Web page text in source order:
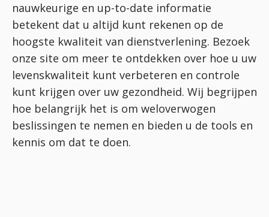
nauwkeurige en up-to-date informatie
betekent dat u altijd kunt rekenen op de
hoogste kwaliteit van dienstverlening. Bezoek
onze site om meer te ontdekken over hoe u uw
levenskwaliteit kunt verbeteren en controle
kunt krijgen over uw gezondheid. Wij begrijpen
hoe belangrijk het is om weloverwogen
beslissingen te nemen en bieden u de tools en
kennis om dat te doen.